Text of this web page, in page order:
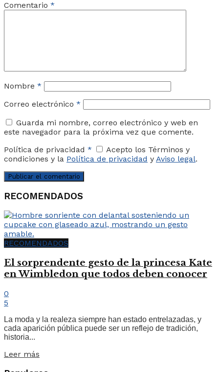
Comentario *
Nombre *
Correo electrónico *
Guarda mi nombre, correo electrónico y web en
este navegador para la próxima vez que comente.
Política de privacidad *
Acepto los Términos y
condiciones y la Política de privacidad y Aviso legal.
RECOMENDADOS
RECOMENDADOS
El sorprendente gesto de la princesa Kate
en Wimbledon que todos deben conocer
0
5
La moda y la realeza siempre han estado entrelazadas, y
cada aparición pública puede ser un reflejo de tradición,
historia...
Leer más